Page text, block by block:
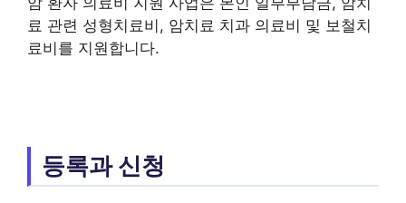
료 관련 성형치료비, 암치료 치과 의료비 및 보철치
료비를 지원합니다.
등록과 신청